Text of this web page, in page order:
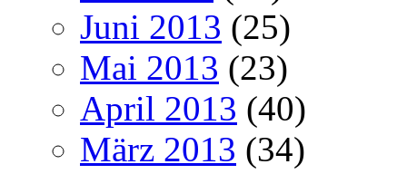
Juni 2013 (25)
Mai 2013 (23)
April 2013 (40)
März 2013 (34)